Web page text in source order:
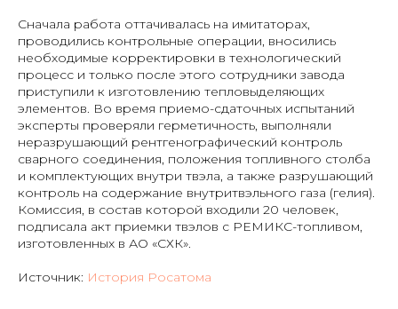
Сначала работа оттачивалась на имитаторах,
проводились контрольные операции, вносились
необходимые корректировки в технологический
процесс и только после этого сотрудники завода
приступили к изготовлению тепловыделяющих
элементов. Во время приемо-сдаточных испытаний
эксперты проверяли герметичность, выполняли
неразрушающий рентгенографический контроль
сварного соединения, положения топливного столба
и комплектующих внутри твэла, а также разрушающий
контроль на содержание внутритвэльного газа (гелия).
Комиссия, в состав которой входили 20 человек,
подписала акт приемки твэлов с РЕМИКС-топливом,
изготовленных в АО «СХК».
Источник: История Росатома